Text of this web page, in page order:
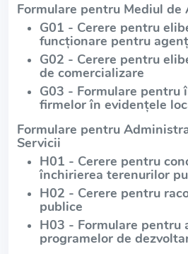
Formulare pentru Mediul de
G01 - Cerere pentru
funcționare pentru
G02 - Cerere pentru
de comercializare
G03 - Formulare pentru
firmelor în evidențele
Formulare pentru
Servicii
H01 - Cerere pentru
închirierea terenurilor
H02 - Cerere pentru
publice
H03 - Formulare pentru
programelor de